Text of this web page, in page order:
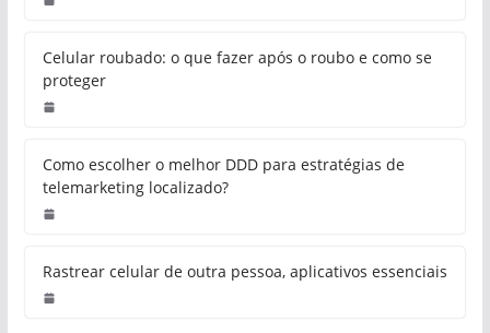
Celular roubado: o que fazer após o roubo e como se
proteger
Como escolher o melhor DDD para estratégias de
telemarketing localizado?
Rastrear celular de outra pessoa, aplicativos essenciais